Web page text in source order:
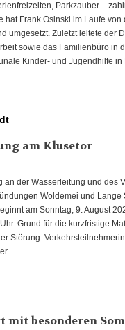
Parkzauber –
hat Frank Osinski im Laufe
umgesetzt. Zuletzt leitete der
sowie das Familienbüro in
Kinder- und Jugendhilfe
am Klusetor
an der Wasserleitung und des
Woldemei und
am Sonntag, 9. August
Grund für die kurzfristige
Störung.
besonderen